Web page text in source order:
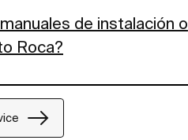
de instalación o
Roca?